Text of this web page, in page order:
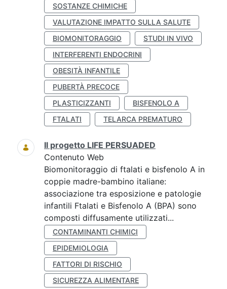
SOSTANZE CHIMICHE
VALUTAZIONE IMPATTO SULLA SALUTE
BIOMONITORAGGIO
STUDI IN VIVO
INTERFERENTI ENDOCRINI
OBESITÀ INFANTILE
PUBERTÀ PRECOCE
PLASTICIZZANTI
BISFENOLO A
FTALATI
TELARCA PREMATURO
Il progetto LIFE PERSUADED
Contenuto Web
Biomonitoraggio di ftalati e bisfenolo A in
coppie madre-bambino italiane:
associazione tra esposizione e patologie
infantili Ftalati e Bisfenolo A (BPA) sono
composti diffusamente utilizzati...
CONTAMINANTI CHIMICI
EPIDEMIOLOGIA
FATTORI DI RISCHIO
SICUREZZA ALIMENTARE